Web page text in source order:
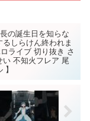
の誕生日を知らな
るしらけん終われま
ライブ 切り抜き さ
い 不知火フレア 尾